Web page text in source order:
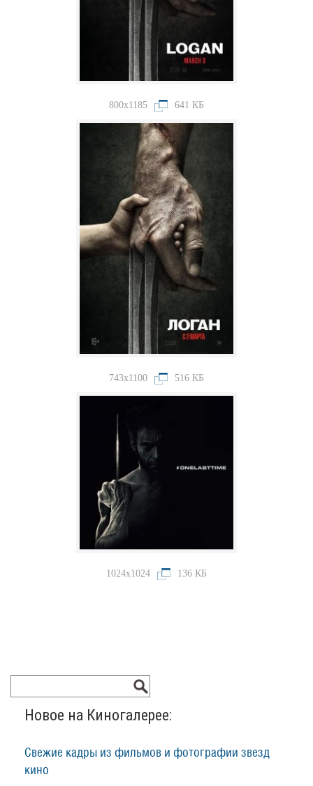
800x1185 641 КБ
743x1100 516 КБ
1024x1024 136 КБ
Новое на Киногалерее:
Свежие кадры из фильмов и фотографии звезд
кино